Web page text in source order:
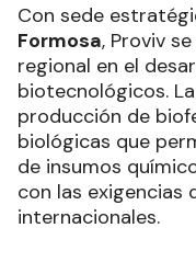
Con sede
Formosa, Proviv
regional en el
biotecnológicos.
producción de
biológicas que
de insumos
con las exigencias
internacionales.